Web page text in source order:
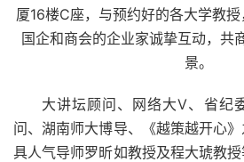
厦16楼C座，与预约好的各大学教
国企和商会的企业家诚挚互动，共
景。
大讲坛顾问、网络大V、省纪
问、湖南师大博导、《越策越开心
具人气导师罗昕如教授及程大琥教